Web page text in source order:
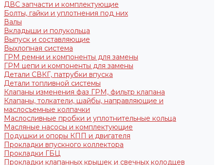
ДВС запчасти и комплектующие
Болты, гайки и уплотнения под них
Валы
Вкладыши и полукольца
Выпуск и составляющие
Выхлопная система
ГРМ ремни и компоненты для замены
ГРМ цепи и компоненты для замены
Детали СВКГ, патрубки впуска
Детали топливной системы
Клапаны изменения фаз ГРМ, фильтр клапана
Клапаны, толкатели, шайбы, направляющие и
маслосъемные колпачки
Маслосливные пробки и уплотнительные кольца
Масляные насосы и комплектующие
Подушки и опоры КПП и двигателя
Прокладки впускного коллектора
Прокладки ГБЦ
Прокладки клапанных крышек и свечных колодцев